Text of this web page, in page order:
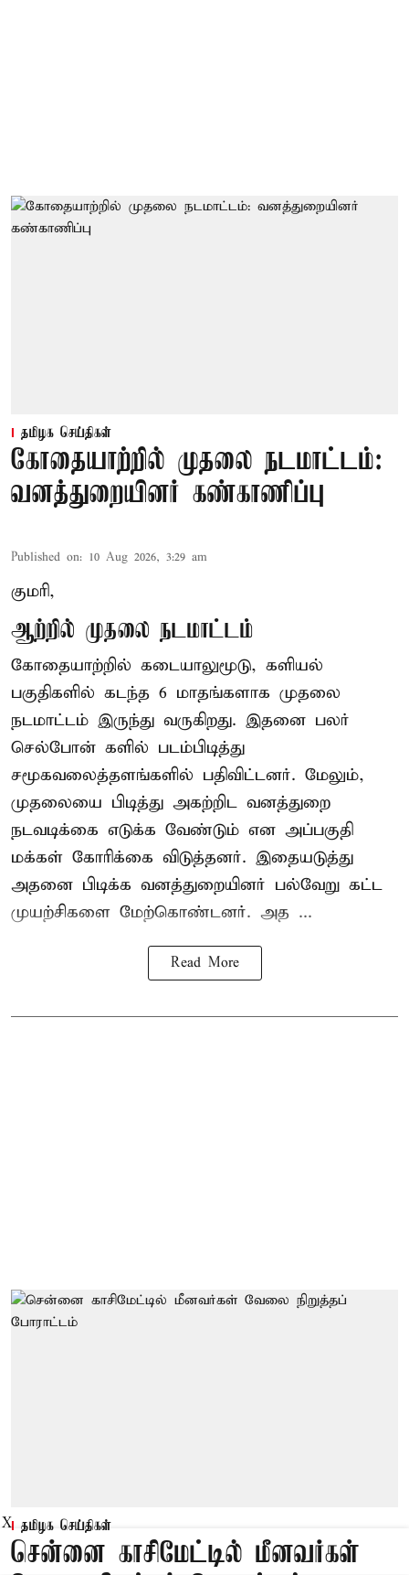
தமிழக செய்திகள்
கோதையாற்றில் முதலை நடமாட்டம்:
வனத்துறையினர் கண்காணிப்பு
Published on: 10 Aug 2026, 3:29 am
குமரி,
ஆற்றில் முதலை நடமாட்டம்
கோதையாற்றில் கடையாலுமூடு, களியல்
பகுதிகளில் கடந்த 6 மாதங்களாக முதலை
நடமாட்டம் இருந்து வருகிறது. இதனை பலர்
செல்போன் களில் படம்பிடித்து
சமூகவலைத்தளங்களில் பதிவிட்டனர். மேலும்,
முதலையை பிடித்து அகற்றிட வனத்துறை
நடவடிக்கை எடுக்க வேண்டும் என அப்பகுதி
மக்கள் கோரிக்கை விடுத்தனர். இதையடுத்து
அதனை பிடிக்க வனத்துறையினர் பல்வேறு கட்ட
முயற்சிகளை மேற்கொண்டனர். அத ...
Read More
தமிழக செய்திகள்
சென்னை காசிமேட்டில் மீனவர்கள்
X